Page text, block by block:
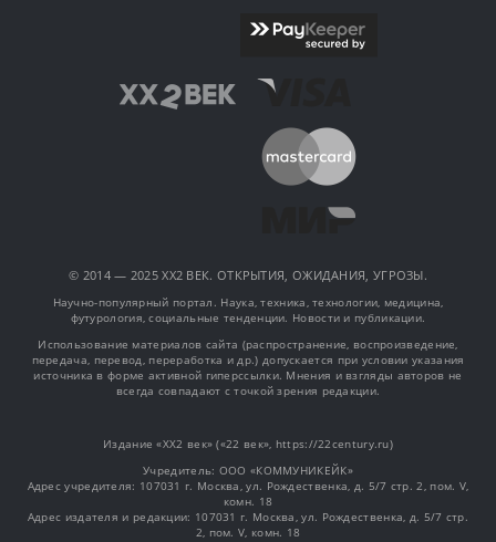
© 2014 — 2025 XX2 ВЕК. ОТКРЫТИЯ, ОЖИДАНИЯ, УГРОЗЫ.
Научно-популярный портал. Наука, техника, технологии, медицина,
футурология, социальные тенденции. Новости и публикации.
Использование материалов сайта (распространение, воспроизведение,
передача, перевод, переработка и др.) допускается при условии указания
источника в форме активной гиперссылки. Мнения и взгляды авторов не
всегда совпадают с точкой зрения редакции.
Издание «XX2 век» («22 век», https://22century.ru)
Учредитель: OOO «КОММУНИКЕЙК»
Адрес учредителя: 107031 г. Москва, ул. Рождественка, д. 5/7 стр. 2, пом. V,
комн. 18
Адрес издателя и редакции: 107031 г. Москва, ул. Рождественка, д. 5/7 стр.
2, пом. V, комн. 18